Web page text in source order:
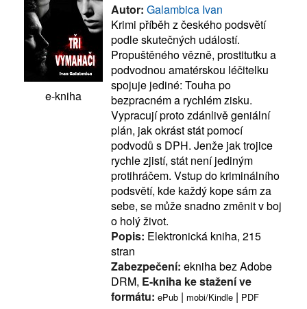
e-kniha
Autor: Galambica Ivan
Krimi příběh z českého podsvětí
podle skutečných událostí.
Propuštěného vězně, prostitutku a
podvodnou amatérskou léčitelku
spojuje jediné: Touha po
bezpracném a rychlém zisku.
Vypracují proto zdánlivě geniální
plán, jak okrást stát pomocí
podvodů s DPH. Jenže jak trojice
rychle zjistí, stát není jediným
protihráčem. Vstup do kriminálního
podsvětí, kde každý kope sám za
sebe, se může snadno změnit v boj
o holý život.
Popis: Elektronická kniha, 215
stran
Zabezpečení: ekniha bez Adobe
DRM, E-kniha ke stažení ve
formátu: ePub | mobi/Kindle | PDF